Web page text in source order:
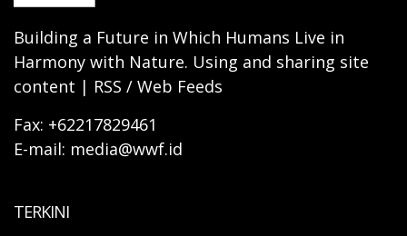
Building a Future in Which Humans Live in
Harmony with Nature. Using and sharing site
content | RSS / Web Feeds
Fax: +62217829461
E-mail: media@wwf.id
TERKINI